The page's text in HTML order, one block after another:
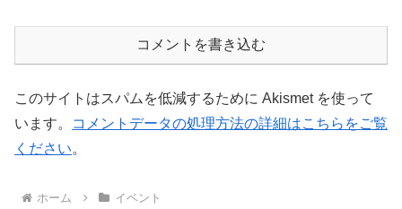
コメントを書き込む
このサイトはスパムを低減するために Akismet を使って
います。
コメントデータの処理方法の詳細はこちらをご覧
ください。
ホーム イベント